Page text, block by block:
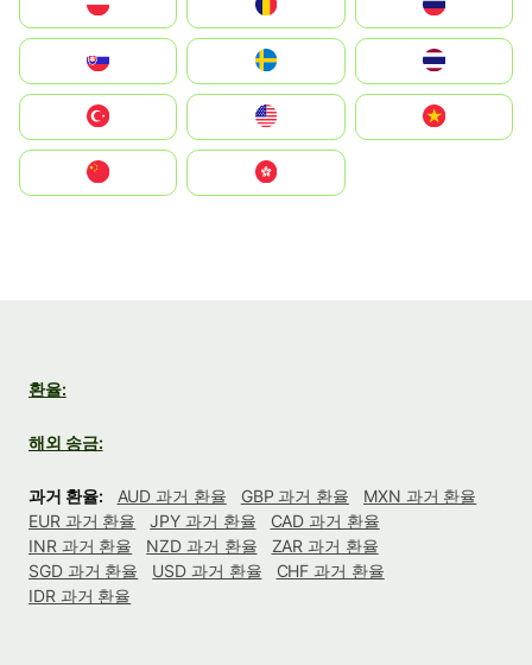
United States
中國香港特別行政區
환율:
해외 송금:
과거 환율: AUD 과거 환율 GBP 과거 환율
MXN 과거 환율
EUR 과거 환율
JPY 과거 환율
CAD 과거 환율
INR 과거 환율
NZD 과거 환율
ZAR 과거 환율
SGD 과거 환율
USD 과거 환율
CHF 과거 환율
IDR 과거 환율